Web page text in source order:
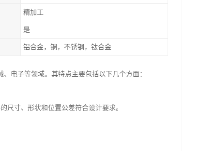
精加工
是
铝合金，铜，不锈钢，钛合金
电子等领域。其特点主要包括以下几个方面：
寸、形状和位置公差符合设计要求。